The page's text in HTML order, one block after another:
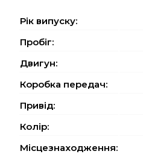
Рiк випуску:
Пробіг:
Двигун:
Коробка передач:
Привід:
Колір:
Місцезнаходження: